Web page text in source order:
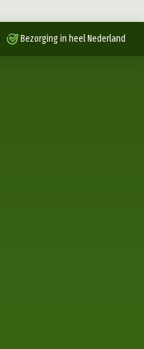
Bezorging in heel Nederland